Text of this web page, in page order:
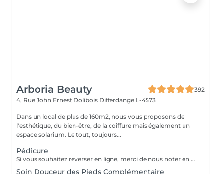
Arboria Beauty
392
4, Rue John Ernest Dolibois Differdange L-4573
Dans un local de plus de 160m2, nous vous proposons de
l'esthétique, du bien-être, de la coiffure mais également un
espace solarium. Le tout, toujours...
Pédicure
Si vous souhaitez reverser en ligne, merci de nous noter en commentaire si vous avez sur vos ongles du vernis classique ou du vernis semi permanent.
Soin Douceur des Pieds Complémentaire